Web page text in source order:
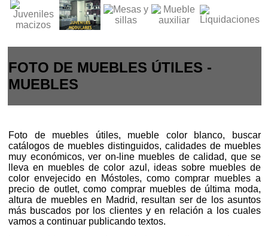
FOTO DE MUEBLES ÚTILES -
MUEBLES
Foto de muebles útiles, mueble color blanco, buscar
catálogos de muebles distinguidos, calidades de muebles
muy económicos, ver on-line muebles de calidad, que se
lleva en muebles de color azul, ideas sobre muebles de
color envejecido en Móstoles, como comprar muebles a
precio de outlet, como comprar muebles de última moda,
altura de muebles en Madrid, resultan ser de los asuntos
más buscados por los clientes y en relación a los cuales
vamos a continuar publicando textos.